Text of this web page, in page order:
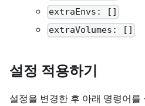
extraEnvs: []
extraVolumes: []
설정 적용하기
설정을 변경한 후 아래 명령어